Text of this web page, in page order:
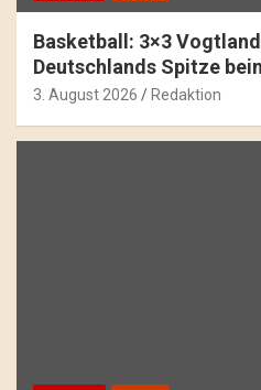
Basketball: 3×3
Deutschlands Spitze
3. August 2026 Redaktion